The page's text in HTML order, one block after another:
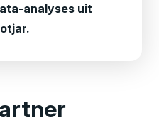
analyses uit